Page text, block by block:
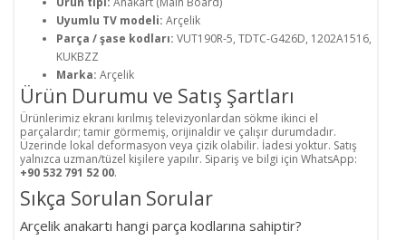
Uyumlu TV modeli: Arçelik
Parça / şase kodları: VUT190R-5, TDTC-G426D, 1202A1516,
KUKBZZ
Marka: Arçelik
Ürün Durumu ve Satış Şartları
Ürünlerimiz ekranı kırılmış televizyonlardan sökme ikinci el
parçalardır; tamir görmemiş, orijinaldir ve çalışır durumdadır.
Üzerinde lokal deformasyon veya çizik olabilir. İadesi yoktur. Satış
yalnızca uzman/tüzel kişilere yapılır. Sipariş ve bilgi için WhatsApp:
+90 532 791 52 00.
Sıkça Sorulan Sorular
Arçelik anakartı hangi parça kodlarına sahiptir?